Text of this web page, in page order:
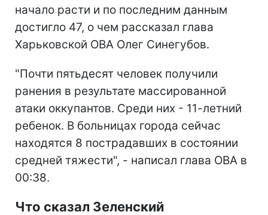
начало расти и по последним данным
достигло 47, о чем рассказал глава
Харьковской ОВА Олег Синегубов.
"Почти пятьдесят человек получили
ранения в результате массированной
атаки оккупантов. Среди них - 11-летний
ребенок. В больницах города сейчас
находятся 8 пострадавших в состоянии
средней тяжести", - написал глава ОВА в
00:38.
Что сказал Зеленский